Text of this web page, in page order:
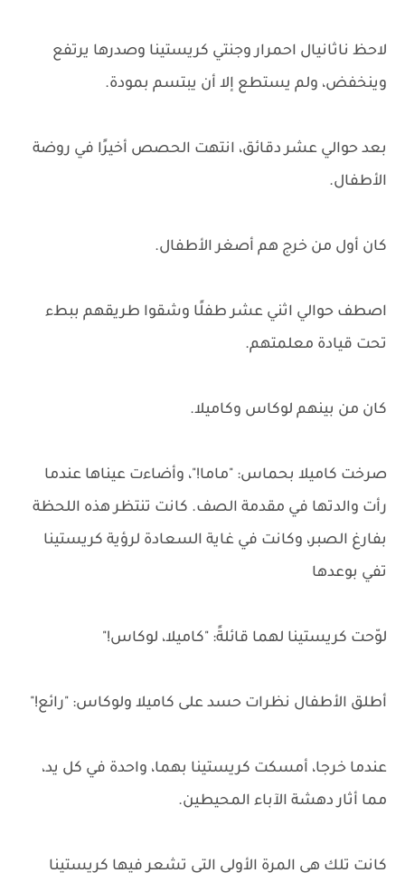
لاحظ ناثانيال احمرار وجنتي كريستينا وصدرها يرتفع
وينخفض، ولم يستطع إلا أن يبتسم بمودة.
بعد حوالي عشر دقائق، انتهت الحصص أخيرًا في روضة
الأطفال.
كان أول من خرج هم أصغر الأطفال.
اصطف حوالي اثني عشر طفلًا وشقوا طريقهم ببطء
تحت قيادة معلمتهم.
كان من بينهم لوكاس وكاميلا.
صرخت كاميلا بحماس: "ماما!"، وأضاءت عيناها عندما
رأت والدتها في مقدمة الصف. كانت تنتظر هذه اللحظة
بفارغ الصبر، وكانت في غاية السعادة لرؤية كريستينا
تفي بوعدها
لوّحت كريستينا لهما قائلةً: "كاميلا، لوكاس!"
أطلق الأطفال نظرات حسد على كاميلا ولوكاس: "رائع!"
عندما خرجا، أمسكت كريستينا بهما، واحدة في كل يد،
مما أثار دهشة الآباء المحيطين.
كانت تلك هي المرة الأولى التي تشعر فيها كريستينا